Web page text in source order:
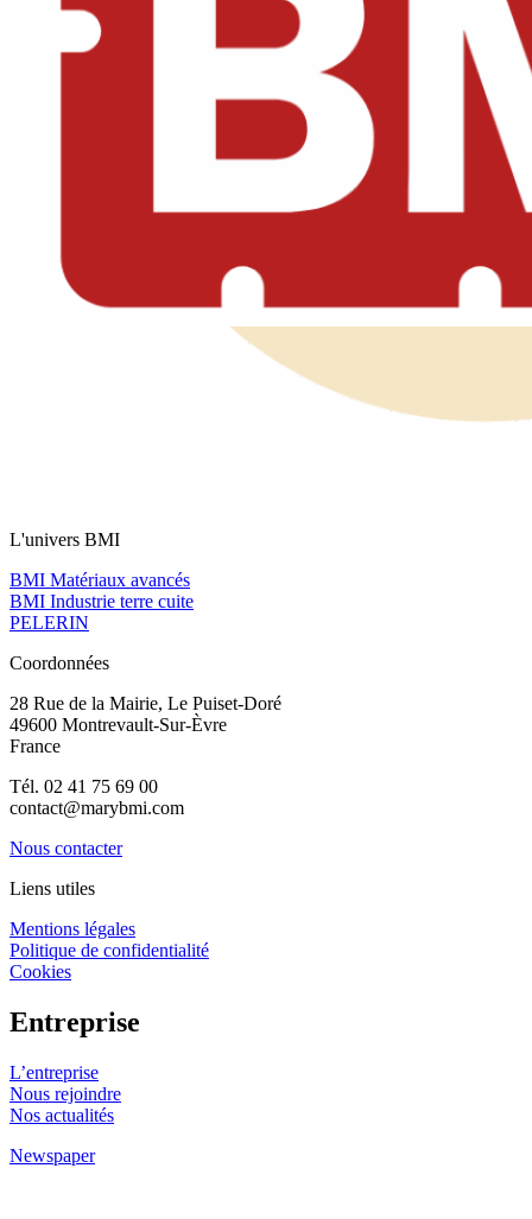
L'univers BMI
BMI Matériaux avancés
BMI Industrie terre cuite
PELERIN
Coordonnées
28 Rue de la Mairie, Le Puiset-Doré
49600 Montrevault-Sur-Èvre
France
Tél. 02 41 75 69 00
contact@marybmi.com
Nous contacter
Liens utiles
Mentions légales
Politique de confidentialité
Cookies
Entreprise
L’entreprise
Nous rejoindre
Nos actualités
Newspaper